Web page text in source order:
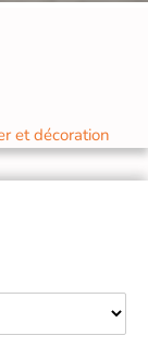
et décoration